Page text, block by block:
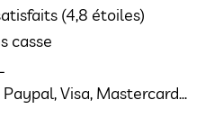
(4,8 étoiles)
casse
Visa, Mastercard...